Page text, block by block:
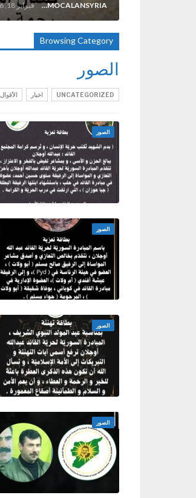
FREEDOMOCALANSYRIA فبراير 18, 2026
Browsing Category
الصور
UNCATEGORIZED اخبار الأقوال
الصور
الصور
الصور
الصور